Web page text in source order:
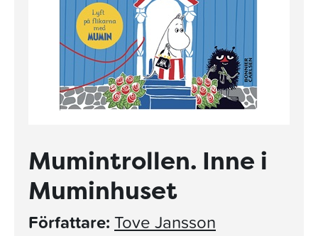
Mumintrollen. Inne i
Muminhuset
Författare: Tove Jansson